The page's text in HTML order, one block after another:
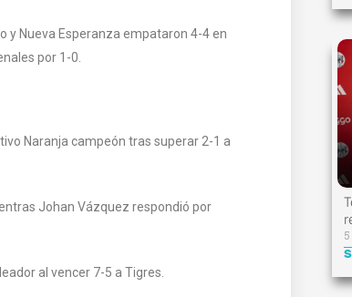
y Nueva Esperanza empataron 4-4 en
por 1-0.
Naranja campeón tras superar 2-1 a
Johan Vázquez respondió por
al vencer 7-5 a Tigres.